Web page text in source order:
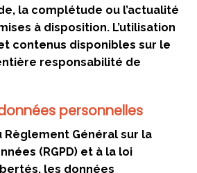
la complétude ou l’actualité
à disposition. L’utilisation
contenus disponibles sur le
responsabilité de
personnelles
Général sur la
(RGPD) et à la loi
les données